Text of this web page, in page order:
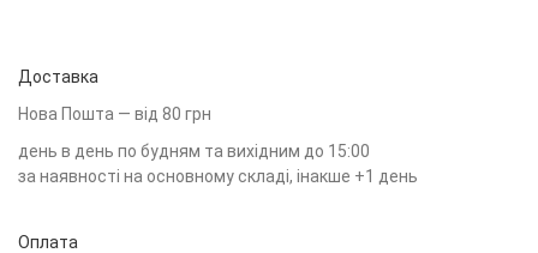
Доставка
Нова Пошта — від 80 грн
день в день по будням та вихідним до 15:00
за наявності на основному складі, інакше +1 день
Оплата